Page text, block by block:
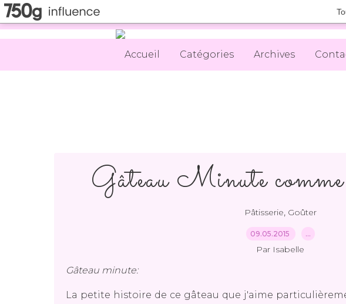
Accueil Catégories Archives
Gâteau Minute
Pâtisserie, Goûter
09.05.2015 …
Par Isabelle
Gâteau minute:
La petite histoire de ce gâteau que j'aime